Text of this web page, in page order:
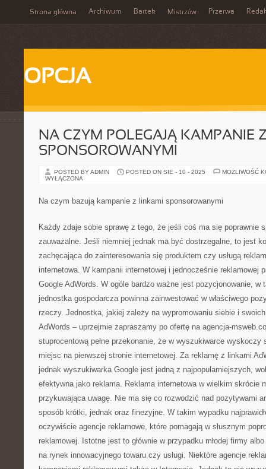
Strona główna Archiwum Bartek Mistrzów Przerwa
OPCJA
NA CZYM POLEGAJĄ KAMPANIE
SPONSOROWANYMI
POSTED BY ADMIN POSTED ON SIE - 10 - 2025
MOŻLIWOŚĆ
WYŁĄCZONA
Na czym bazują kampanie z linkami sponsorowanymi
Każdy zdaje sobie sprawę z tego, że jeśli coś ma się poprawnie
zauważalne. Jeśli niemniej jednak ma być dostrzegalne, to jest
zachęcająca do zainteresowania się produktem czy usługą
internetowa. W kampanii internetowej i jednocześnie reklamowej
Google AdWords. W ogóle bardzo ważne jest pozycjonowanie, w
jednostka gospodarcza powinna zainwestować w właściwego
rzeczy. Jednostka, jakiej zależy na wypromowaniu siebie i
AdWords – uprzejmie zapraszamy po ofertę na agencja-
stuprocentową pełne przekonanie, że w wyszukiwarce
miejsc na pierwszej stronie internetowej. Za reklamę z linkami
jednak wyszukiwarka Google jest jedną z najpopularniejszych,
efektywna jako reklama. Reklama internetowa w wielkim skrócie
przykuwająca uwagę. Nie ma się co rozwodzić nad pozytywami
sposób krótki, jednak oraz finezyjne. W takim wypadku
oczywiście agencje reklamowe, które pomagają w słusznym
reklamowej. Istotne jest to głównie w przypadku młodej firmy
na rynek innowacyjnego towaru czy usługi. Niektóre agencje